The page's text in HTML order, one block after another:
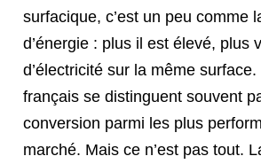
surfacique, c’est un peu comme
d’énergie : plus il est élevé, plus
d’électricité sur la même
français se distinguent souvent
conversion parmi les plus
marché. Mais ce n’est pas tout.